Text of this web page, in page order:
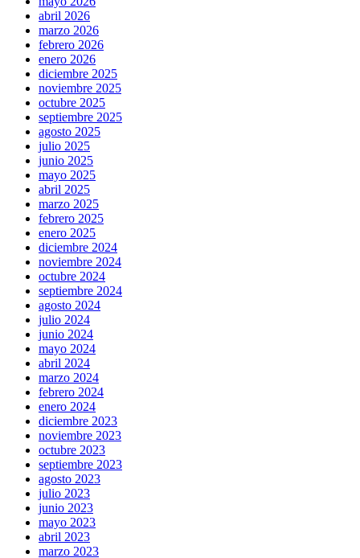
abril 2026
marzo 2026
febrero 2026
enero 2026
diciembre 2025
noviembre 2025
octubre 2025
septiembre 2025
agosto 2025
julio 2025
junio 2025
mayo 2025
abril 2025
marzo 2025
febrero 2025
enero 2025
diciembre 2024
noviembre 2024
octubre 2024
septiembre 2024
agosto 2024
julio 2024
junio 2024
mayo 2024
abril 2024
marzo 2024
febrero 2024
enero 2024
diciembre 2023
noviembre 2023
octubre 2023
septiembre 2023
agosto 2023
julio 2023
junio 2023
mayo 2023
abril 2023
marzo 2023